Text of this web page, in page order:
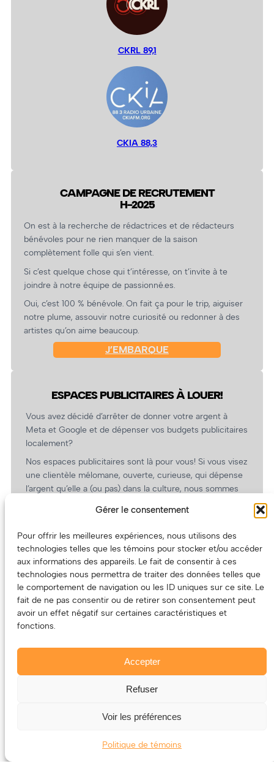
Gérer le consentement
Pour offrir les meilleures expériences, nous utilisons des
technologies telles que les témoins pour stocker et/ou accéder
aux informations des appareils. Le fait de consentir à ces
technologies nous permettra de traiter des données telles que
le comportement de navigation ou les ID uniques sur ce site. Le
fait de ne pas consentir ou de retirer son consentement peut
avoir un effet négatif sur certaines caractéristiques et
fonctions.
Accepter
Refuser
Voir les préférences
Politique de témoins
CKRL 89,1
CKIA 88,3
CAMPAGNE DE RECRUTEMENT
H-2025
On est à la recherche de rédactrices et de rédacteurs
bénévoles pour ne rien manquer de la saison
complètement folle qui s’en vient.
Si c’est quelque chose qui t’intéresse, on t’invite à te
joindre à notre équipe de passionné.es.
Oui, c’est 100 % bénévole. On fait ça pour le trip, aiguiser
notre plume, assouvir notre curiosité ou redonner à des
artistes qu’on aime beaucoup.
J’EMBARQUE
ESPACES PUBLICITAIRES À LOUER!
Vous avez décidé d’arrêter de donner votre argent à
Meta et Google et de dépenser vos budgets publicitaires
localement?
Nos espaces publicitaires sont là pour vous! Si vous visez
une clientèle mélomane, ouverte, curieuse, qui dépense
l’argent qu’elle a (ou pas) dans la culture, nous sommes
revient.
(Oui, on va avoir des tarifs spéciaux pour vous, les
artistes!)
Le contenu (texte et photos) appartient à ses créatrices et